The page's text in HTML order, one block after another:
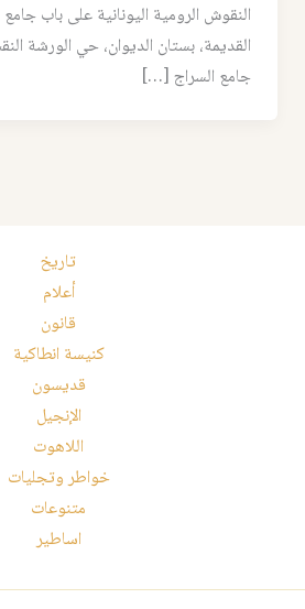
النقوش الرومية اليونانية على باب
القديمة، بستان الديوان، حي الورشة
جامع السراج […]
تاريخ
أعلام
قانون
كنيسة انطاكية
قديسون
الإنجيل
اللاهوت
خواطر وتجليات
متنوعات
اساطير